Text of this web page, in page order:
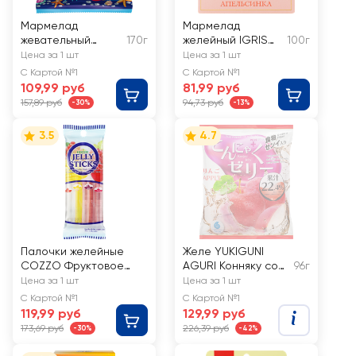
Мармелад
жевательный
ESSEN Choоdly
Карибские
чумиксы
170г
Цена за 1 шт
С Картой №1
109,99 руб
157,89 руб -30%
Мармелад
желейный IGRIS
Апельсинка
100г
Цена за 1 шт
С Картой №1
81,99 руб
94,73 руб -13%
3.5
Палочки желейные
COZZO Фруктовое
ассорти, 100г
Цена за 1 шт
С Картой №1
119,99 руб
173,69 руб -30%
4.7
Желе YUKIGUNI
AGURI Конняку со
вкусом яблока, 6шт
96г
Цена за 1 шт
С Картой №1
129,99 руб
226,39 руб -42%